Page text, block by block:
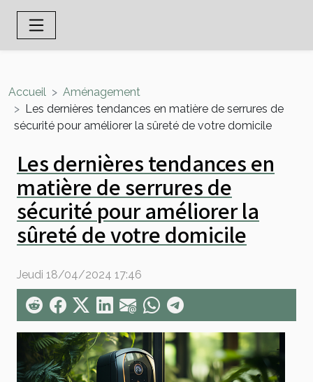
Accueil
Aménagement
Les dernières tendances en matière de serrures de
sécurité pour améliorer la sûreté de votre domicile
Les dernières tendances en
matière de serrures de
sécurité pour améliorer la
sûreté de votre domicile
Jeudi 18/04/2024 17:46